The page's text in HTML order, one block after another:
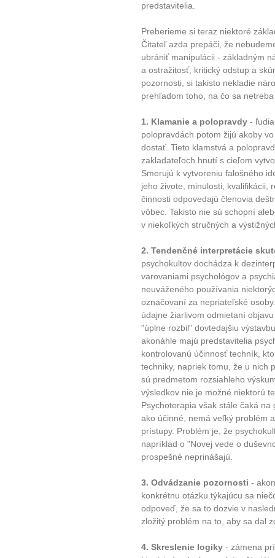
10 tipů
...
Máte pocit, že jste unaveni
Jak mít více energie
Jak vnést do života
predstavitelia.
Preberieme si teraz niektoré
Čitateľ azda prepáči, že
ubrániť manipulácii - základným
a ostražitosť, kritický odstup a
pozornosti, si takisto nekladie
prehľadom toho, na čo sa
1. Klamanie a polopravdy -
polopravdách potom žijú akoby
dostať. Tieto klamstvá a
zakladateľoch hnutí s cieľom
Smerujú k vytvoreniu falošného
jeho živote, minulosti, kvalifikácii,
činnosti odpovedajú členovia
vôbec. Takisto nie sú schopní
v niekoľkých stručných a
2. Tendenčné interpretácie
psychokultov dochádza k
varovaniami psychológov a
neuváženého používania
označovaní za nepriateľské
údajne žiarlivom odmietaní
"úplne rozbil" dovtedajšiu
akonáhle majú predstavitelia
kontrolovanú účinnosť techník,
techniky, napriek tomu, že u nich
sú predmetom rozsiahleho
výsledkov nie je možné niektorú
Psychoterapia však stále čaká
ako účinné, nemá veľký problém
prístupy. Problém je, že
napríklad o "Novej vede o
prospešné neprinášajú.
3. Odvádzanie pozornosti -
konkrétnu otázku týkajúcu sa
odpoveď, že sa to dozvie v
zložitý problém na to, aby sa dal
4. Skreslenie logiky - zámena